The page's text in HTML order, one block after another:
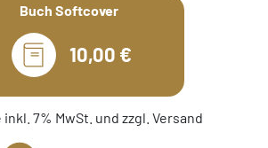
Buch Softcover
10,00 €
7% MwSt. und zzgl. Versand